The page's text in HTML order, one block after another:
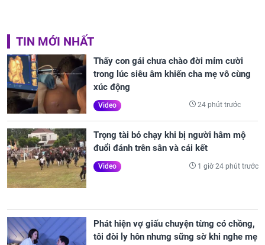
TIN MỚI NHẤT
Thấy con gái chưa chào đời mỉm cười
trong lúc siêu âm khiến cha mẹ vô cùng
xúc động
Video 24 phút trước
Trọng tài bỏ chạy khi bị người hâm mộ
đuổi đánh trên sân và cái kết
Video 1 giờ 24 phút trước
Phát hiện vợ giấu chuyện từng có chồng,
tôi đòi ly hôn nhưng sững sờ khi nghe mẹ